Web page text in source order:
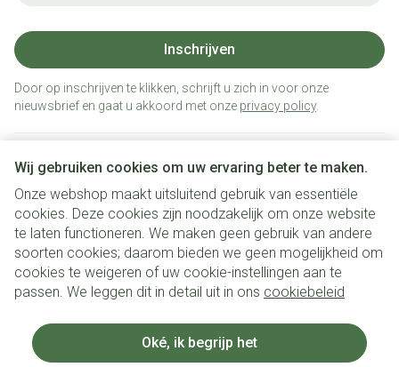
Wij gebruiken cookies om uw ervaring beter te maken.
Onze webshop maakt uitsluitend gebruik van essentiële
cookies. Deze cookies zijn noodzakelijk om onze website
te laten functioneren. We maken geen gebruik van andere
soorten cookies; daarom bieden we geen mogelijkheid om
cookies te weigeren of uw cookie-instellingen aan te
passen. We leggen dit in detail uit in ons cookiebeleid
Oké, ik begrijp het
Inschrijven
Door op inschrijven te klikken, schrijft u zich in voor onze
nieuwsbrief en gaat u akkoord met onze privacy policy.
Juridische links